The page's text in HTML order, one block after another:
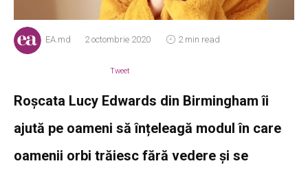
EA.md 2 octombrie 2020 2 min read
Tweet
Roșcata Lucy Edwards din Birmingham îi
ajută pe oameni să înțeleagă modul în care
oamenii orbi trăiesc fără vedere și se